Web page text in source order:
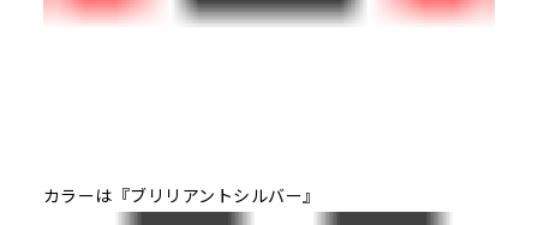
カラーは『ブリリアントシルバー』